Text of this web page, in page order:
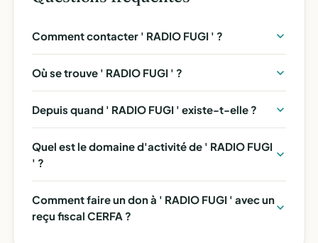
Comment contacter ' RADIO FUGI ' ?
Où se trouve ' RADIO FUGI ' ?
Depuis quand ' RADIO FUGI ' existe-t-elle ?
Quel est le domaine d'activité de ' RADIO FUGI
' ?
Comment faire un don à ' RADIO FUGI ' avec un
reçu fiscal CERFA ?